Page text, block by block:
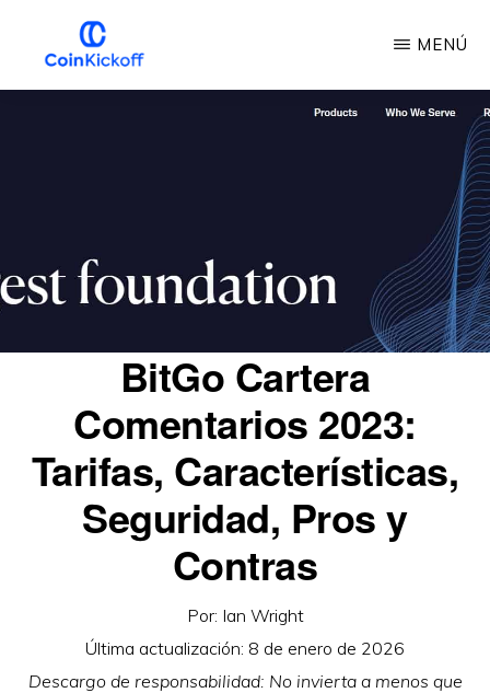
contenido
INICIO
MENÚ
BitGo Cartera
Comentarios 2023:
Tarifas, Características,
Seguridad, Pros y
Contras
Por: Ian Wright
Última actualización: 8 de enero de 2026
Descargo de responsabilidad: No invierta a menos que